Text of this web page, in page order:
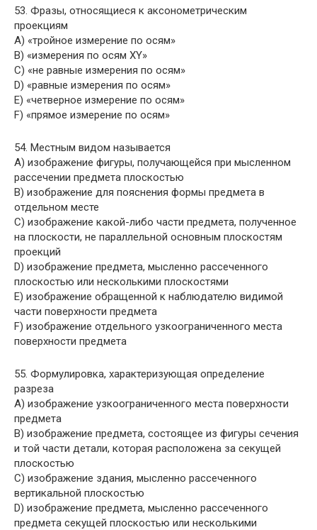
53. Фразы, относящиеся к аксонометрическим
проекциям
A) «тройное измерение по осям»
B) «измерения по осям XY»
C) «не равные измерения по осям»
D) «равные измерения по осям»
E) «четверное измерение по осям»
F) «прямое измерение по осям»
54. Местным видом называется
A) изображение фигуры, получающейся при мысленном
рассечении предмета плоскостью
B) изображение для пояснения формы предмета в
отдельном месте
C) изображение какой-либо части предмета, полученное
на плоскости, не параллельной основным плоскостям
проекций
D) изображение предмета, мысленно рассеченного
плоскостью или несколькими плоскостями
E) изображение обращенной к наблюдателю видимой
части поверхности предмета
F) изображение отдельного узкоограниченного места
поверхности предмета
55. Формулировка, характеризующая определение
разреза
A) изображение узкоограниченного места поверхности
предмета
B) изображение предмета, состоящее из фигуры сечения
и той части детали, которая расположена за секущей
плоскостью
C) изображение здания, мысленно рассеченного
вертикальной плоскостью
D) изображение предмета, мысленно рассеченного
предмета секущей плоскостью или несколькими